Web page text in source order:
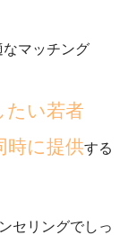
マッチング
たい若者
時に提供する
セリングでしっ